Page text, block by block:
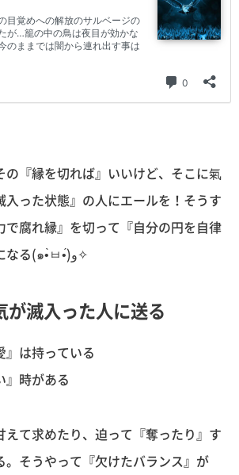
の『縁を切れば』いいけど、そこに氣
入った状態』の人にエールを！そうす
で腐れ縁』を切って『自分の円を自律
制御』できるようになる(๑•̀ㅂ•́)و✧
が滅入った人に送る
』は持っている
』時がある
えて求めたり、迫って『奪ったり』す
。そうやって『欠けたバランス』が